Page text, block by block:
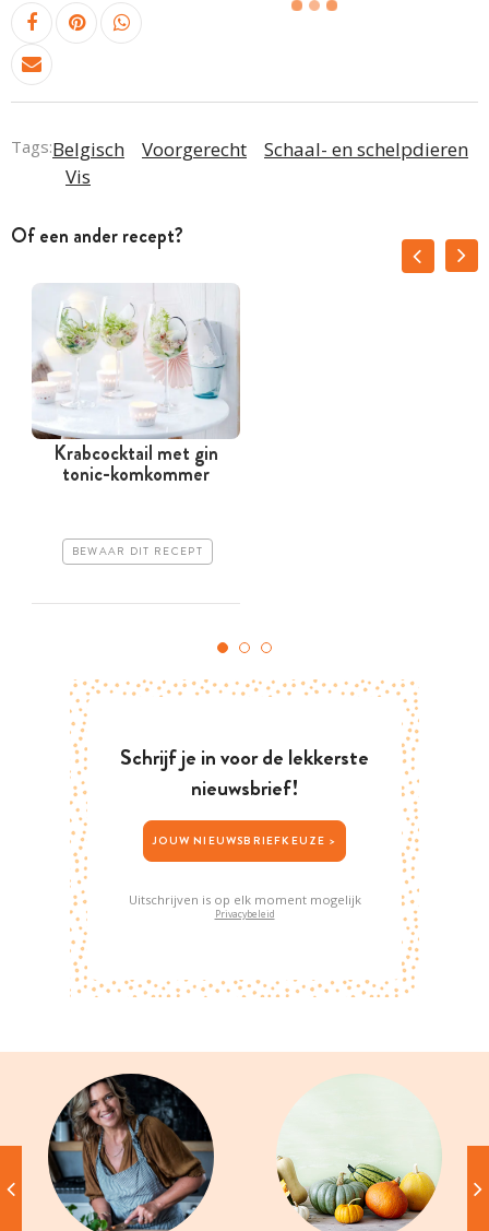
Tags:Belgisch Voorgerecht
Schaal- en schelpdieren
Vis
Of een ander recept?
Krabcocktail met gin
tonic-komkommer
BEWAAR DIT RECEPT
Schrijf je in voor de lekkerste
nieuwsbrief!
JOUW NIEUWSBRIEFKEUZE >
Uitschrijven is op elk moment mogelijk
Privacybeleid